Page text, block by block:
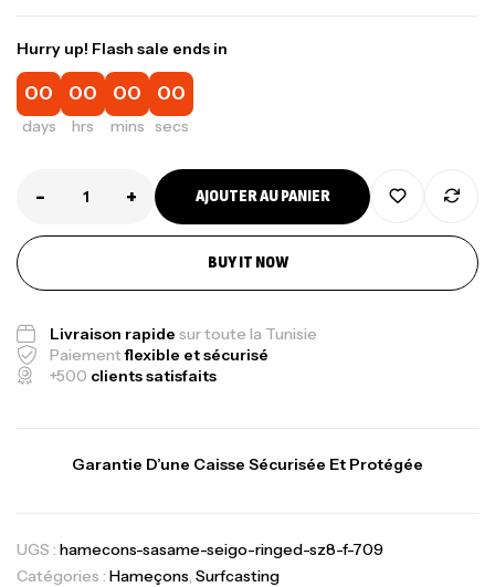
Hurry up! Flash sale ends in
00
days
00
hrs
00
mins
00
secs
- + AJOUTER AU PANIER
BUY IT NOW
Livraison rapide sur toute la Tunisie
Paiementflexible et sécurisé
+500 clients satisfaits
Garantie D’une Caisse Sécurisée Et Protégée
UGS : hamecons-sasame-seigo-ringed-sz8-f-709
Catégories : Hameçons, Surfcasting